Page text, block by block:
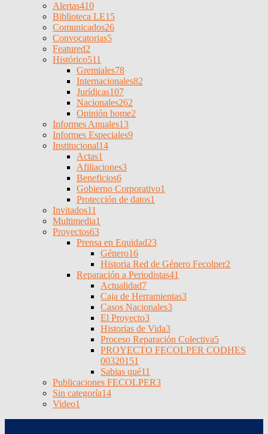
Alertas410
Biblioteca LE15
Comunicados26
Convocatorias5
Featured2
Histórico511
Gremiales78
Internacionales82
Jurídicas107
Nacionales262
Opinión home2
Informes Anuales13
Informes Especiales9
Institucional14
Actas1
Afiliaciones3
Beneficios6
Gobierno Corporativo1
Protección de datos1
Invitados11
Multimedia1
Proyectos63
Prensa en Equidad23
Género16
Historia Red de Género Fecolper2
Reparación a Periodistas41
Actualidad7
Caja de Herramientas3
Casos Nacionales3
El Proyecto3
Historias de Vida3
Proceso Reparación Colectiva5
PROYECTO FECOLPER CODHES
00320151
Sabias qué11
Publicaciones FECOLPER3
Sin categoría14
Video1